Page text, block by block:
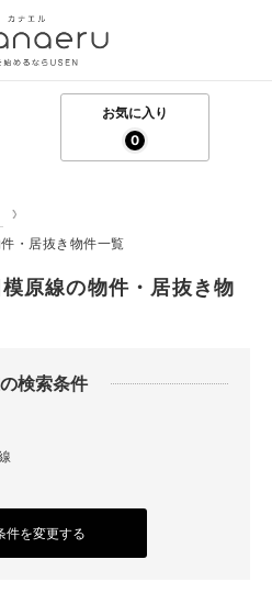
お気に入り
0
・居抜き物件一覧
原線の物件・居抜き物
検索条件
件を変更する